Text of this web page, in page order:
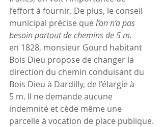
l’effort à fournir. De plus, le conseil
municipal précise que l’on n’a pas
besoin partout de chemins de 5 m.
en 1828, monsieur Gourd habitant
Bois Dieu propose de changer la
direction du chemin conduisant du
Bois Dieu à Dardilly, de l’élargie à
5 m. Il ne demande aucune
indemnité et cède même une
parcelle à vocation de place publique.